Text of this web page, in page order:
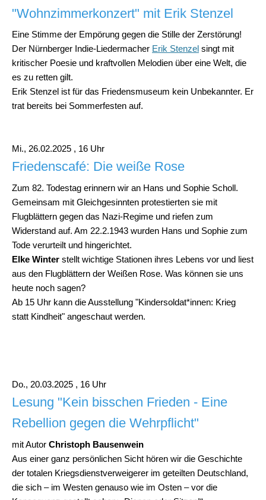
"Wohnzimmerkonzert" mit Erik Stenzel
Eine Stimme der Empörung gegen die Stille der Zerstörung!
Der Nürnberger Indie-Liedermacher Erik Stenzel singt mit
kritischer Poesie und kraftvollen Melodien über eine Welt, die
es zu retten gilt.
Erik Stenzel ist für das Friedensmuseum kein Unbekannter. Er
trat bereits bei Sommerfesten auf.
Mi., 26.02.2025 , 16 Uhr
Friedenscafé: Die weiße Rose
Zum 82. Todestag erinnern wir an Hans und Sophie Scholl.
Gemeinsam mit Gleichgesinnten protestierten sie mit
Flugblättern gegen das Nazi-Regime und riefen zum
Widerstand auf. Am 22.2.1943 wurden Hans und Sophie zum
Tode verurteilt und hingerichtet.
Elke Winter stellt wichtige Stationen ihres Lebens vor und liest
aus den Flugblättern der Weißen Rose. Was können sie uns
heute noch sagen?
Ab 15 Uhr kann die Ausstellung "Kindersoldat*innen: Krieg
statt Kindheit" angeschaut werden.
Do., 20.03.2025 , 16 Uhr
Lesung "Kein bisschen Frieden - Eine
Rebellion gegen die Wehrpflicht"
mit Autor Christoph Bausenwein
Aus einer ganz persönlichen Sicht hören wir die Geschichte
der totalen Kriegsdienstverweigerer im geteilten Deutschland,
die sich – im Westen genauso wie im Osten – vor die